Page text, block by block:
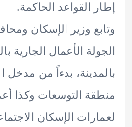
القواعد الحاكمة.
وزير الإسكان ومحافظ
الأعمال الجارية
بدءاً من مدخل
التوسعات وكذا أعمال
الإسكان الاجتماعي،